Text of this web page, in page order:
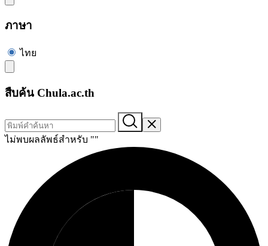
ภาษา
ไทย
สืบค้น Chula.ac.th
ไม่พบผลลัพธ์สำหรับ ""